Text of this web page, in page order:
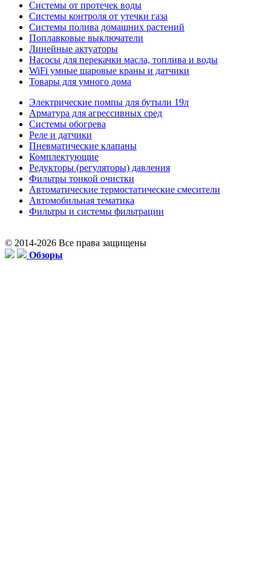
Системы от протечек воды
Системы контроля от утечки газа
Системы полива домашних растений
Поплавковые выключатели
Линейные актуаторы
Насосы для перекачки масла, топлива и воды
WiFi умные шаровые краны и датчики
Товары для умного дома
Электрические помпы для бутыли 19л
Арматура для агрессивных сред
Системы обогрева
Реле и датчики
Пневматические клапаны
Комплектующие
Редукторы (регуляторы) давления
Фильтры тонкой очистки
Автоматические термостатические смесители
Автомобильная тематика
Фильтры и системы фильтрации
© 2014-2026 Все права защищены
Обзоры